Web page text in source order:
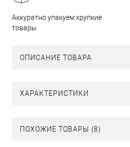
Аккуратно упакуем хрупкие
товары
ОПИСАНИЕ ТОВАРА
ХАРАКТЕРИСТИКИ
ПОХОЖИЕ ТОВАРЫ (8)